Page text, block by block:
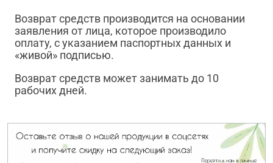
Возврат средств производится на основании
заявления от лица, которое производило
оплату, с указанием паспортных данных и
«живой» подписью.
Возврат средств может занимать до 10
рабочих дней.